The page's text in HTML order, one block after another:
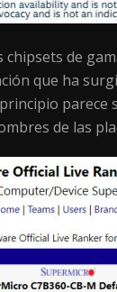
chipsets de
que ha
parece
de las